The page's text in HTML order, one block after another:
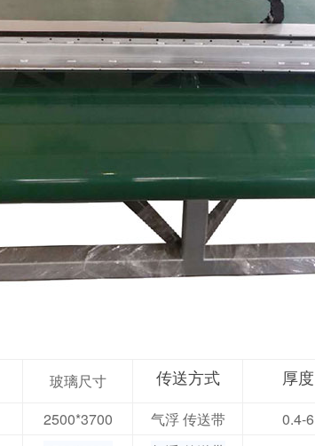
玻璃尺寸 传送方式 厚度
2500*3700 气浮 传送带 0.4-6